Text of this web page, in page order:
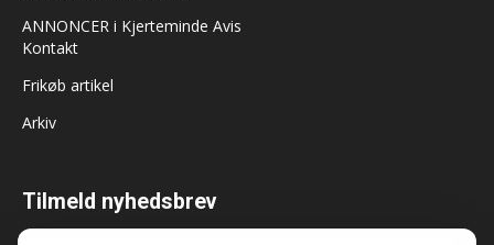
ANNONCER i Kjerteminde Avis
Kontakt
Frikøb artikel
Arkiv
Tilmeld nyhedsbrev